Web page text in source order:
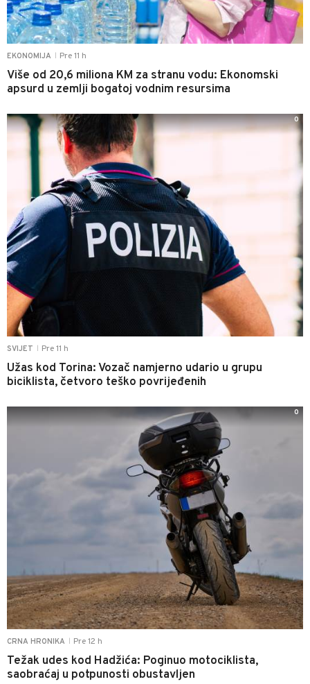
EKONOMIJA Pre 11 h
Više od 20,6 miliona KM za stranu vodu: Ekonomski
apsurd u zemlji bogatoj vodnim resursima
SVIJET Pre 11 h
Užas kod Torina: Vozač namjerno udario u grupu
biciklista, četvoro teško povrijeđenih
0
CRNA HRONIKA Pre 12 h
Težak udes kod Hadžića: Poginuo motociklista,
saobraćaj u potpunosti obustavljen
0